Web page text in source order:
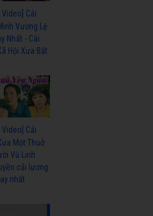
Video] Cải
Vương Lệ
Nhất - Cải
Hội Xưa Bất
Video] Cải
Một Thuở
Vũ Linh
cải lương
nhất